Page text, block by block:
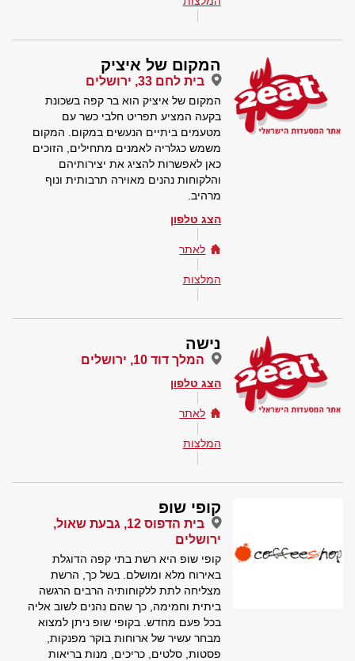
המקום של איציק
בית לחם 33, ירושלים
המקום של איציק הוא בר קפה בשכונת
בקעה המציע תפריט חלבי כשר עם
מטעמים ביתיים הנעשים במקום. המקום
משמש כגלריה לאמנים מתחילים, הזוכים
כאן לאפשרות להציג את יצירותיהם
והלקוחות נהנים מאוירה תרבותית ונוף
מרהיב.
הצג טלפון
לאתר
המלצות
נישה
המלך דוד 10, ירושלים
הצג טלפון
לאתר
המלצות
קופי שופ
בית הדפוס 12, גבעת שאול,
ירושלים
קופי שופ היא רשת בתי קפה הדוגלת
באירוח מלא ומושלם. בשל כך, הרשת
מצליחה לתת ללקוחותיה הרבים הרגשה
ביתית וחמימה, כך שהם נהנים לשוב אליה
בכל פעם מחדש. בקופי שופ ניתן למצוא
מבחר עשיר של ארוחות בוקר מפנקות,
פסטות, סלטים, כריכים, מנות בריאות